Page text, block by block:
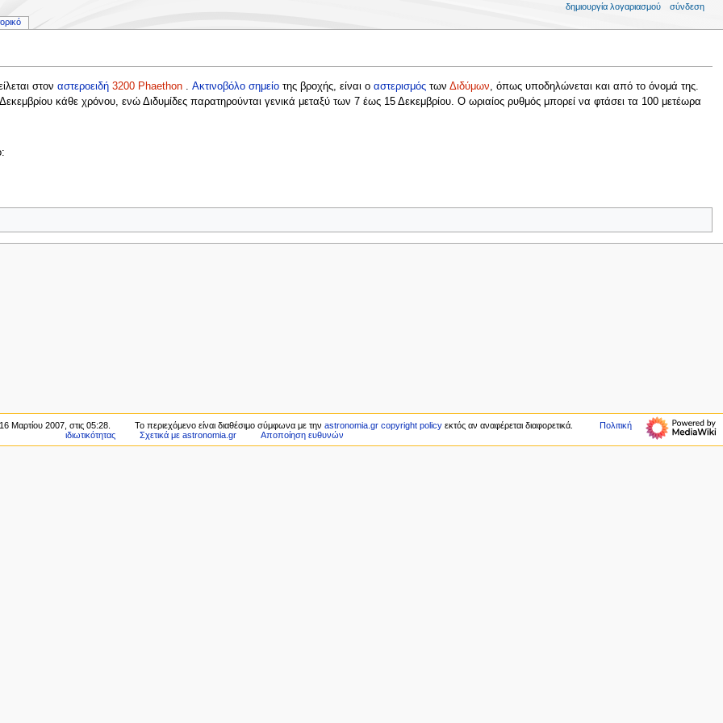
στον αστεροειδή 3200 Phaethon. Ακτινοβόλο σημείοτης βροχής, είναι ο αστερισμόςτων Διδύμων , όπως υποδηλώνεται και από το όνομά της.
κάθε χρόνου, ενώ Διδυμίδες παρατηρούνται γενικά μεταξύ των 7 έως 15 Δεκεμβρίου. Ο ωριαίος ρυθμός μπορεί να φτάσει τα 100 μετέωρα
δημιουργία λογαριασμού σύνδεση
Μαρτίου 2007, στις 05:28. Το περιεχόμενο είναι διαθέσιμο σύμφωνα με την astronomia.gr copyright policyεκτός αν αναφέρεται διαφορετικά.
Πολιτική
ιδιωτικότητας
Σχετικά με astronomia.gr Αποποίηση ευθυνών